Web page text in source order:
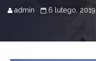
admin 6 lutego, 2019